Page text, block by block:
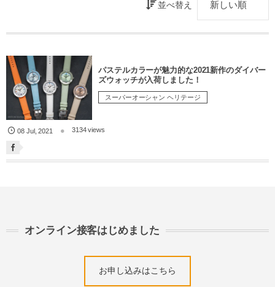
並べ替え
パステルカラーが魅力的な2021新作のダイバー
ズウォッチが入荷しました！
スーパーオーシャン ヘリテージ
08 Jul,2021 3134 views
オンライン接客はじめました
お申し込みはこちら